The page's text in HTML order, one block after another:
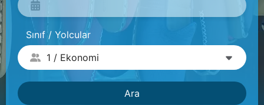
Sınıf / Yolcular
Ara